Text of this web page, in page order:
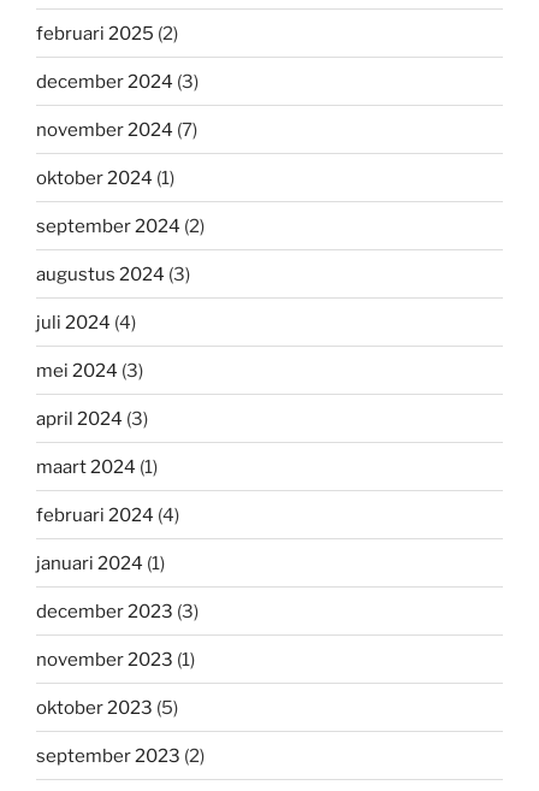
februari 2025 (2)
december 2024 (3)
november 2024 (7)
oktober 2024 (1)
september 2024 (2)
augustus 2024 (3)
juli 2024 (4)
mei 2024 (3)
april 2024 (3)
maart 2024 (1)
februari 2024 (4)
januari 2024 (1)
december 2023 (3)
november 2023 (1)
oktober 2023 (5)
september 2023 (2)